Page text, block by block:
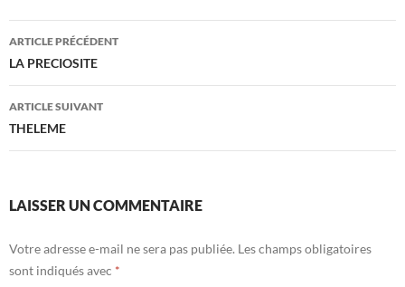
Navigation
des
articles
ARTICLE PRÉCÉDENT
LA PRECIOSITE
ARTICLE SUIVANT
THELEME
LAISSER UN COMMENTAIRE
Votre adresse e-mail ne sera pas publiée. Les champs obligatoires
sont indiqués avec *